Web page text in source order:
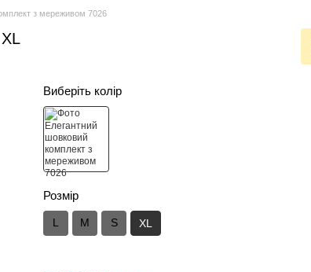
з мереживом 7026
Виберіть колір
Розмір
L M S XL